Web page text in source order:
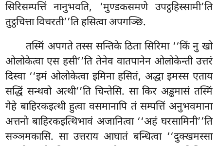
सिरिसम्पत्तिंनानुभवति, ‘मुण्डकसमणे उपट्ठहिस्सामी’ति
तुट्ठचित्ता विचरती’’ति हसित्वा अपगञ्छि.
तस्मिं अपगतेतस्स सन्तिके ठिता सिरिमा ‘‘किं नु खो
ओलोकेत्वा एस हसी’’ति तेनेव वातपानेन ओलोकेन्ती उत्तरं
दिस्वा ‘‘इमं ओलोकेत्वा इमिना हसितं, अद्धा इमस्स एताय
सद्धिं सन्थवो अत्थी’’ति चिन्तेसि. सा किर अड्ढमासं तस्मिं
गेहे बाहिरकइत्थी हुत्वा वसमानापि तं सम्पत्तिं अनुभवमाना
अत्तनो बाहिरकइत्थिभावं अजानित्वा ‘‘अहं घरसामिनी’’ति
सञ्ञमकासि. साउत्तराय आघातं बन्धित्वा ‘‘दुक्खमस्सा